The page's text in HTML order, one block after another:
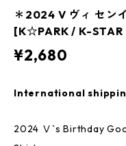
＊2024 V ヴィ セン
[K☆PARK / K-STAR
¥2,680
International
2024 Ⅴ`s Birthday